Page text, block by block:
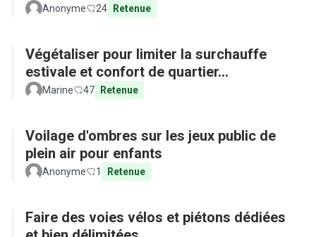
Anonyme 24 Retenue
Végétaliser pour limiter la surchauffe
estivale et confort de quartier...
Marine 47 Retenue
Voilage d'ombres sur les jeux public de
plein air pour enfants
Anonyme 1 Retenue
Faire des voies vélos et piétons dédiées